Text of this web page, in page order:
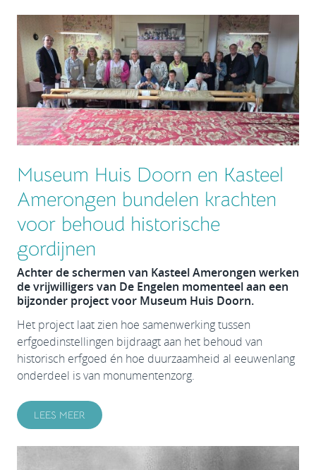
Museum Huis Doorn en Kasteel
Amerongen bundelen krachten
voor behoud historische
gordijnen
Achter de schermen van Kasteel Amerongen werken
de vrijwilligers van De Engelen momenteel aan een
bijzonder project voor Museum Huis Doorn.
Het project laat zien hoe samenwerking tussen
erfgoedinstellingen bijdraagt aan het behoud van
historisch erfgoed én hoe duurzaamheid al eeuwenlang
onderdeel is van monumentenzorg.
LEES MEER